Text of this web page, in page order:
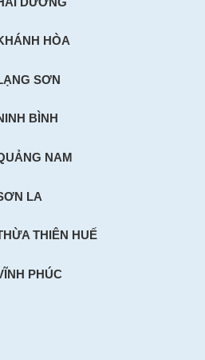
HÒA
SƠN
BÌNH
NAM
LA
THIÊN HUẾ
PHÚC